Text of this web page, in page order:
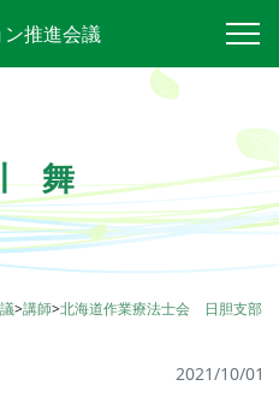
推進会議
舞
>講師>北海道作業療法士会 日胆支部
2021/10/01